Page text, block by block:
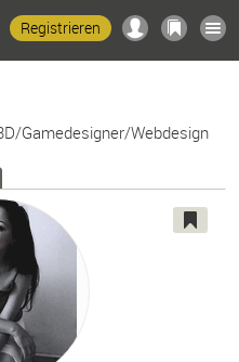
Registrieren
Gamedesigner/Webdesign